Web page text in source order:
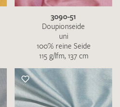
3090-51
Doupionseide
uni
100% reine Seide
115 g/lfm, 137 cm